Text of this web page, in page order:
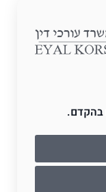
בהקדם.